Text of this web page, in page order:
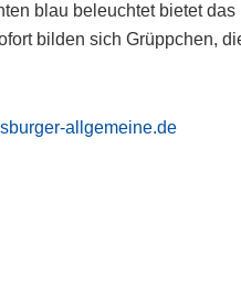
blau beleuchtet bietet
bilden sich Grüppchen,
allgemeine.de